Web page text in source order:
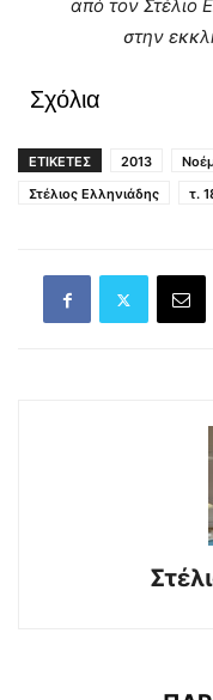
από τον Στέλιο
στην
Σχόλια
ΕΤΙΚΕΤΕΣ 2013
Στέλιος Ελληνιάδης
τ.